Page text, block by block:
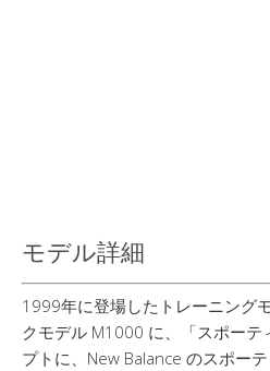
モデル詳細
1999年に登場したトレーニング
クモデル M1000 に、「スポー
プトに、New Balance のスポーテ